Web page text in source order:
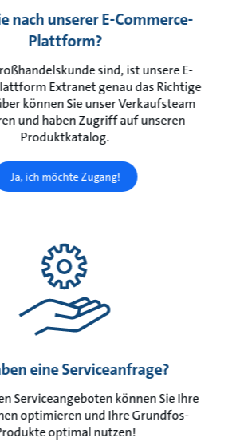
nach unserer E-Commerce-
Plattform?
sind, ist unsere E-
Extranet genau das Richtige
können Sie unser Verkaufsteam
und haben Zugriff auf unseren
Produktkatalog.
Ja, ich möchte Zugang!
eine Serviceanfrage?
Serviceangeboten können Sie Ihre
optimieren und Ihre Grundfos-
optimal nutzen!